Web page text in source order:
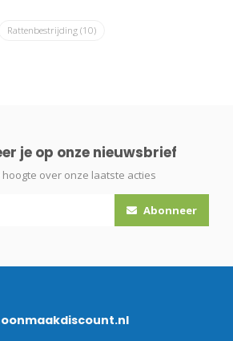
Rattenbestrijding (10)
je op onze nieuwsbrief
hoogte over onze laatste acties
Abonneer